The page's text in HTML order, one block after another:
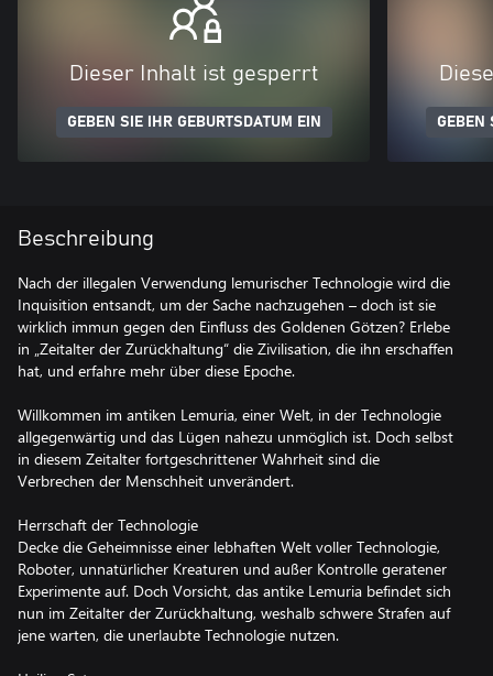
Dieser Inhalt ist gesperrt
GEBEN SIE IHR GEBURTSDATUM EIN GEBEN
Beschreibung
Nach der illegalen Verwendung lemurischer Technologie wird die
Inquisition entsandt, um der Sache nachzugehen – doch ist sie
wirklich immun gegen den Einfluss des Goldenen Götzen? Erlebe
in „Zeitalter der Zurückhaltung“ die Zivilisation, die ihn erschaffen
hat, und erfahre mehr über diese Epoche.
Willkommen im antiken Lemuria, einer Welt, in der Technologie
allgegenwärtig und das Lügen nahezu unmöglich ist. Doch selbst
in diesem Zeitalter fortgeschrittener Wahrheit sind die
Verbrechen der Menschheit unverändert.
Herrschaft der Technologie
Decke die Geheimnisse einer lebhaften Welt voller Technologie,
Roboter, unnatürlicher Kreaturen und außer Kontrolle geratener
Experimente auf. Doch Vorsicht, das antike Lemuria befindet sich
nun im Zeitalter der Zurückhaltung, weshalb schwere Strafen auf
jene warten, die unerlaubte Technologie nutzen.